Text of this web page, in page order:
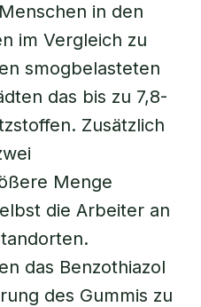
in den
im Vergleich zu
smogbelasteten
das bis zu 7,8-
Zusätzlich
Menge
die Arbeiter an
das Benzothiazol
des Gummis zu